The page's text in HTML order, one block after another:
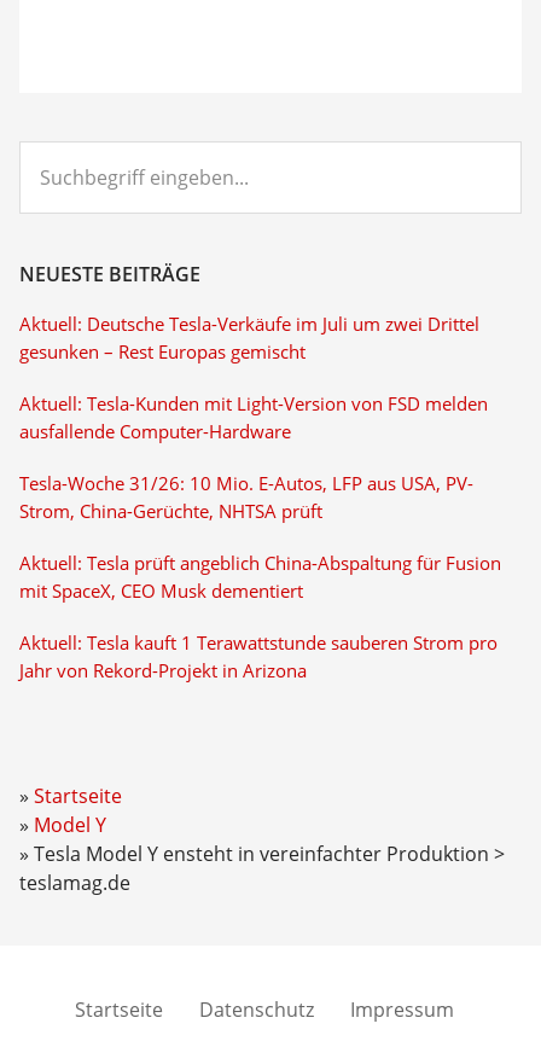
eingeben...
NEUESTE BEITRÄGE
Aktuell: Deutsche Tesla-Verkäufe im Juli um zwei Drittel
gesunken – Rest Europas gemischt
Aktuell: Tesla-Kunden mit Light-Version von FSD melden
ausfallende Computer-Hardware
Tesla-Woche 31/26: 10 Mio. E-Autos, LFP aus USA, PV-
Strom, China-Gerüchte, NHTSA prüft
Aktuell: Tesla prüft angeblich China-Abspaltung für Fusion
mit SpaceX, CEO Musk dementiert
Aktuell: Tesla kauft 1 Terawattstunde sauberen Strom pro
Jahr von Rekord-Projekt in Arizona
Startseite
Model Y
Tesla Model Y ensteht in vereinfachter Produktion >
teslamag.de
Startseite Datenschutz Impressum